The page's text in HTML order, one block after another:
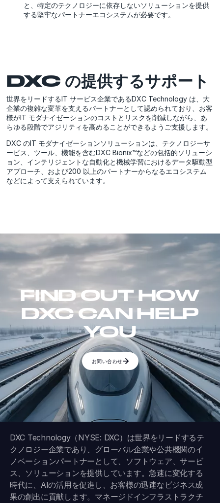
と、特定のテクノロジーに依存しないソリューションを提供
する堅牢なパートナーエコシステムが必要です。
DXC の提供するサポート
世界をリードするIT サービス企業であるDXC Technology は、大
企業の複雑な変革を支えるパートナーとして認められており、お客
様がIT モダナイゼーションのコストとリスクを削減しながら、あ
らゆる段階でアジリティを高めることができるようご支援します。
DXC のIT モダナイゼーションソリューションは、テクノロジーサ
ービス、ツール、機能を含むDXC Bionix™などの包括的ソリューシ
ョン、インテリジェントな自動化と機械学習におけるデータ駆動型
アプローチ、および200 以上のパートナーからなるエコシステム
などによって支えられています。
FIND OUT HOW
DXC CAN HELP
YOU
お問い合わせ
DXC Technology（NYSE: DXC）は世界をリードするテ
クノロジー企業であり、グローバル企業や公共機関のイ
ノベーションパートナーとして、ソフトウェア、サービ
ス、ソリューションを提供しています。急速に変化する
時代に、AIの活用を促進し、お客様の迅速なビジネス成
果の創出に貢献します。マネージドインフラストラクチ